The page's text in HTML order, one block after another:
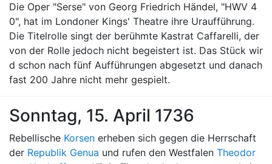
Die Oper "Serse" von Georg Friedrich Händel, "HWV 4
0", hat im Londoner Kings' Theatre ihre Uraufführung.
Die Titelrolle singt der berühmte Kastrat Caffarelli, der
von der Rolle jedoch nicht begeistert ist. Das Stück wir
d schon nach fünf Aufführungen abgesetzt und danach
fast 200 Jahre nicht mehr gespielt.
Sonntag, 15. April 1736
Rebellische Korsen erheben sich gegen die Herrschaft
der Republik Genua und rufen den Westfalen Theodor